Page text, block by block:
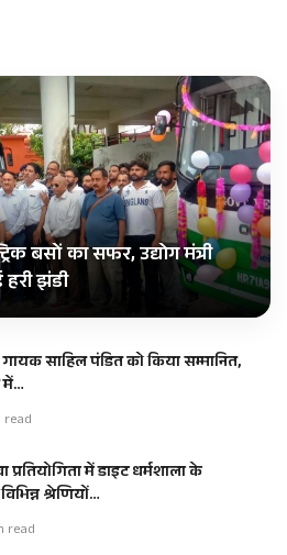
बसों का सफर, उद्योग मंत्री
हरी झंडी
साहिल पंडित को किया सम्मानित,
read
प्रतियोगिता में डाइट धर्मशाला के
श्रेणियों…
read